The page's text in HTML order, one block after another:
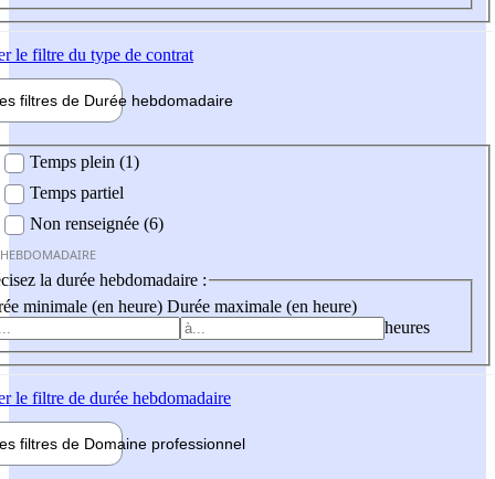
le filtre du type de contrat
filtres de Durée hebdomadaire
Temps plein (1)
Temps partiel
Non renseignée (6)
la durée hebdomadaire :
minimale (en heure) Durée maximale (en heure)
heures
le filtre de durée hebdomadaire
filtres de Domaine professionnel